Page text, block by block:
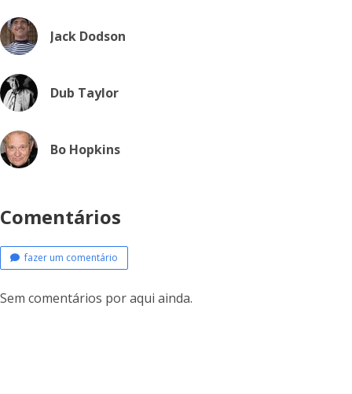
Jack Dodson
Dub Taylor
Bo Hopkins
Comentários
fazer um comentário
Sem comentários por aqui ainda.